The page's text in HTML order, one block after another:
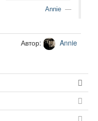
Annie
Автор: Annie